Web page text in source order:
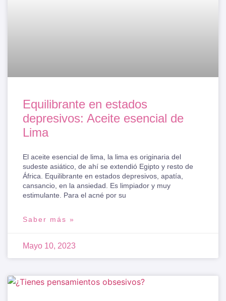
Equilibrante en estados
depresivos: Aceite esencial de
Lima
El aceite esencial de lima, la lima es originaria del
sudeste asiático, de ahí se extendió Egipto y resto de
África. Equilibrante en estados depresivos, apatía,
cansancio, en la ansiedad. Es limpiador y muy
estimulante. Para el acné por su
Saber más »
Mayo 10, 2023